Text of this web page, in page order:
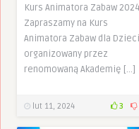
Kurs Animatora Zabaw 2024
Zapraszamy na Kurs
Animatora Zabaw dla
organizowany przez
renomowaną Akademię […]
lut 11, 2024 3